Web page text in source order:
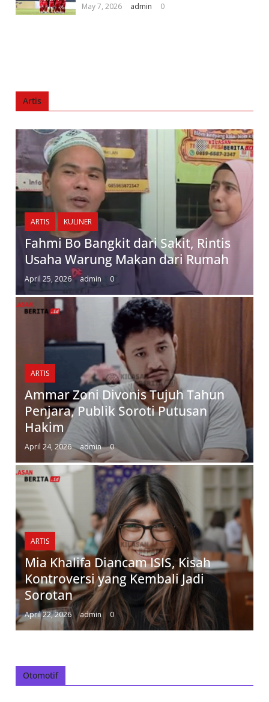
May 7, 2026 admin 0
Artis
ARTIS KULINER
Fahmi Bo Bangkit dari Sakit, Rintis
Usaha Warung Makan dari Rumah
April 25, 2026 admin 0
ARTIS
Ammar Zoni Divonis Tujuh Tahun
Penjara, Publik Soroti Putusan
Hakim
April 24, 2026 admin 0
ARTIS
Mia Khalifa Diancam ISIS, Kisah
Kontroversi yang Kembali Jadi
Sorotan
April 22, 2026 admin 0
Otomotif